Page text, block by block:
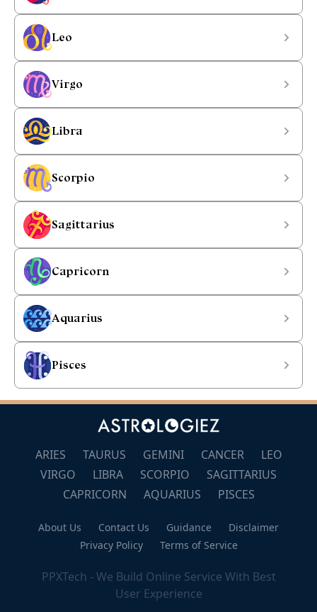
Leo
Virgo
Libra
Scorpio
Sagittarius
Capricorn
Aquarius
Pisces
ARIES TAURUS GEMINI CANCER
LEO
VIRGO
LIBRA SCORPIO
SAGITTARIUS
CAPRICORN
AQUARIUS PISCES
About Us Contact Us Guidance
Disclaimer
Privacy Policy
Terms of Service
PPXTech - We Build Online Service With Best
User Experience